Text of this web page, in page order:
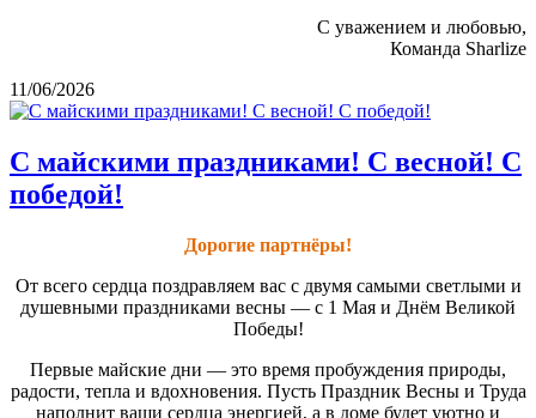
С уважением и любовью,
Команда Sharlize
11/06/2026
С майскими праздниками! С весной! С
победой!
Дорогие партнёры!
От всего сердца поздравляем вас с двумя самыми светлыми и
душевными праздниками весны — с 1 Мая и Днём Великой
Победы!
Первые майские дни — это время пробуждения природы,
радости, тепла и вдохновения. Пусть Праздник Весны и Труда
наполнит ваши сердца энергией, а в доме будет уютно и